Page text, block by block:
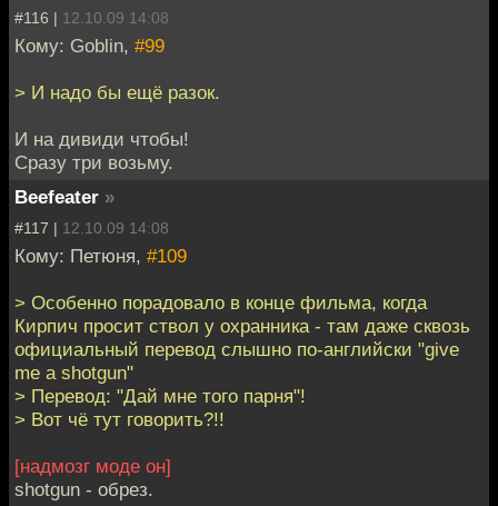
#116 | 12.10.09 14:08
Кому: Goblin, #99
> И надо бы ещё разок.
И на дивиди чтобы!
Сразу три возьму.
Beefeater »
#117 | 12.10.09 14:08
Кому: Петюня, #109
> Особенно порадовало в конце фильма, когда
Кирпич просит ствол у охранника - там даже сквозь
официальный перевод слышно по-английски "give
me a shotgun"
> Перевод: "Дай мне того парня"!
> Вот чё тут говорить?!!
[надмозг моде он]
shotgun - обрез.